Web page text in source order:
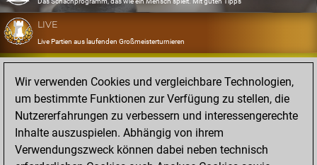
LIVE
Live Partien aus laufenden Großmeisterturnieren
OPENINGS
Erfassen und Üben Sie Ihr Eröffnungsrepertoire
DATABASE
Acht Millionen starke Partien
MYGAMES
Speichern und analysieren Sie eigene Partien in der Cloud
Wir verwenden Cookies und vergleichbare Technologien,
um bestimmte Funktionen zur Verfügung zu stellen, die
Nutzererfahrungen zu verbessern und interessengerechte
Inhalte auszuspielen. Abhängig von ihrem
Verwendungszweck können dabei neben technisch